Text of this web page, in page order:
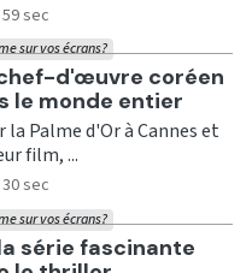
sec
d'œuvre coréen
le monde entier
sur vos écrans?
la Palme d'Or à Cannes et
film, ...
sec
série fascinante
sur vos écrans?